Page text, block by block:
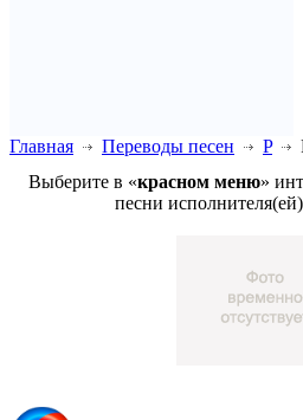
Главная Переводы песен P
Выберите в «красном меню»
песни исполнителя(ей)